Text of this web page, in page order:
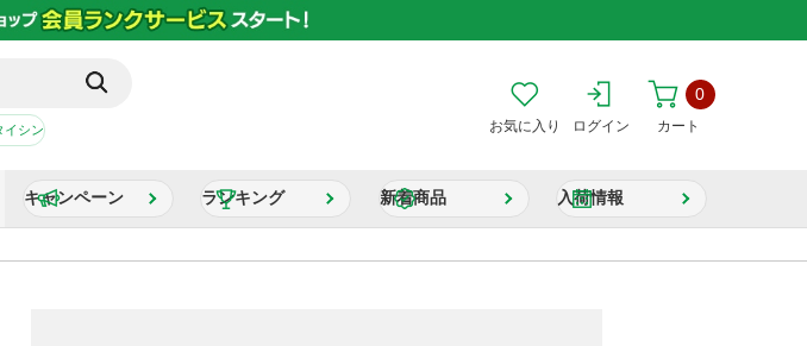
イシン お気に入り ログイン カート
0
キャンペーン ランキング 新着商品 入荷情報